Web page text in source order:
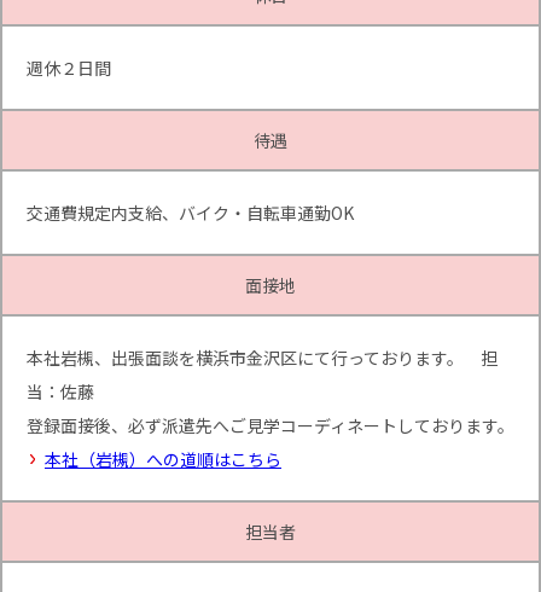
週休２日間
待遇
交通費規定内支給、バイク・自転車通勤OK
面接地
本社岩槻、出張面談を横浜市金沢区にて行っております。 担
当：佐藤
登録面接後、必ず派遣先へご見学コーディネートしております。
本社（岩槻）への道順はこちら
担当者